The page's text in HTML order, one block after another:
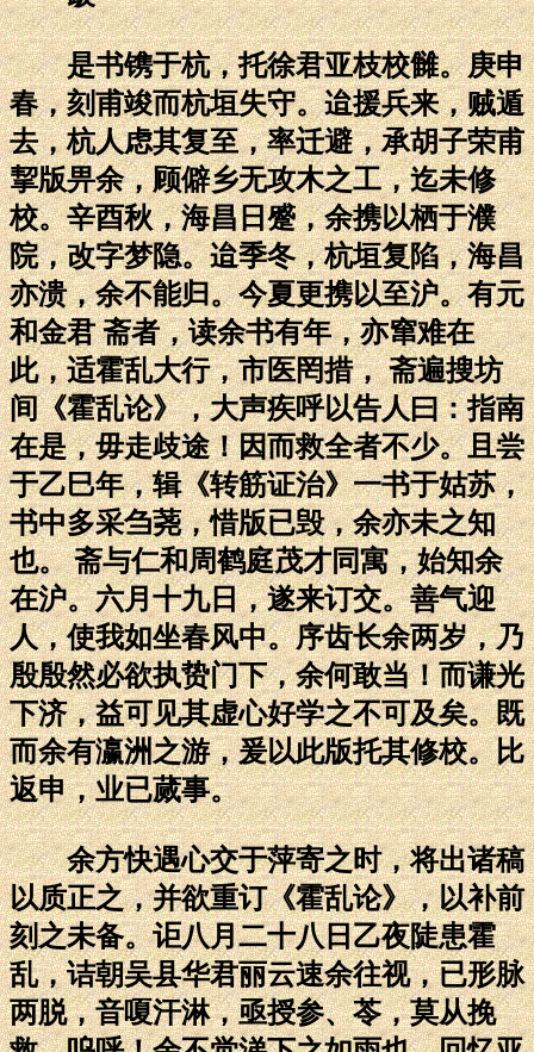
是书镌于杭，托徐君亚枝校雠。庚申
春，刻甫竣而杭垣失守。迨援兵来，贼遁
去，杭人虑其复至，率迁避，承胡子荣甫
挈版畀余，顾僻乡无攻木之工，迄未修
校。辛酉秋，海昌日蹙，余携以栖于濮
院，改字梦隐。迨季冬，杭垣复陷，海昌
亦溃，余不能归。今夏更携以至沪。有元
和金君 斋者，读余书有年，亦窜难在
此，适霍乱大行，市医罔措， 斋遍搜坊
间《霍乱论》，大声疾呼以告人曰：指南
在是，毋走歧途！因而救全者不少。且尝
于乙巳年，辑《转筋证治》一书于姑苏，
书中多采刍荛，惜版已毁，余亦未之知
也。 斋与仁和周鹤庭茂才同寓，始知余
在沪。六月十九日，遂来订交。善气迎
人，使我如坐春风中。序齿长余两岁，乃
殷殷然必欲执贽门下，余何敢当！而谦光
下济，益可见其虚心好学之不可及矣。既
而余有瀛洲之游，爰以此版托其修校。比
返申，业已蒇事。
余方快遇心交于萍寄之时，将出诸稿
以质正之，并欲重订《霍乱论》，以补前
刻之未备。讵八月二十八日乙夜陡患霍
乱，诘朝吴县华君丽云速余往视，已形脉
两脱，音嗄汗淋，亟授参、苓，莫从挽